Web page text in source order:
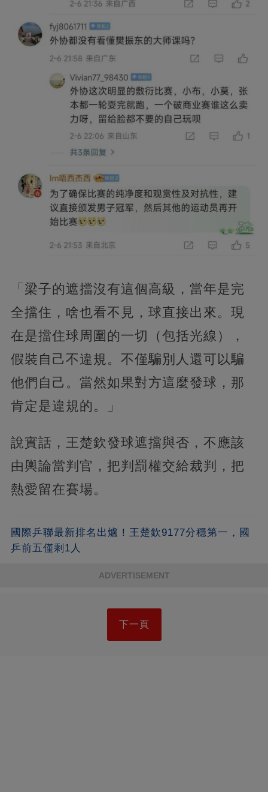
「梁子的遮擋沒有這個高級，當年是完
全擋住，啥也看不見，球直接出來。現
在是擋住球周圍的一切（包括光線），
假裝自己不違規。不僅騙別人還可以騙
他們自己。當然如果對方這麼發球，那
肯定是違規的。」
說實話，王楚欽發球遮擋與否，不應該
由輿論當判官，把判罰權交給裁判，把
熱愛留在賽場。
國際乒聯最新排名出爐！王楚欽9177分穩第一，國
乒前五僅剩1人
ADVERTISEMENT
下一頁